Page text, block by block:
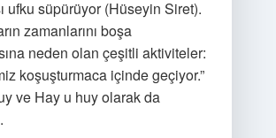
ufku süpürüyor (Hüseyin Siret).
zamanlarını boşa
neden olan çeşitli aktiviteler:
koşuşturmaca içinde geçiyor.”
ve Hay u huy olarak da